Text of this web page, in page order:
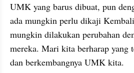
UMK yang barus dibuat, pun
ada mungkin perlu dikaji
mungkin dilakukan perubahan
mereka. Mari kita berharap yang
dan berkembangnya UMK kita.